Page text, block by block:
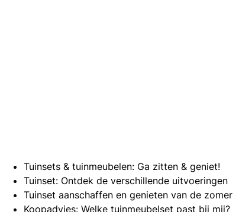
Tuinsets & tuinmeubelen: Ga zitten & geniet!
Tuinset: Ontdek de verschillende uitvoeringen
Tuinset aanschaffen en genieten van de zomer
Koopadvies: Welke tuinmeubelset past bij mij?